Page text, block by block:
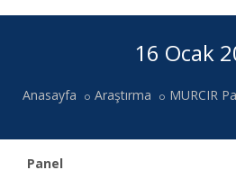
16 Ocak
Anasayfa Araştırma MURCIR
Panel